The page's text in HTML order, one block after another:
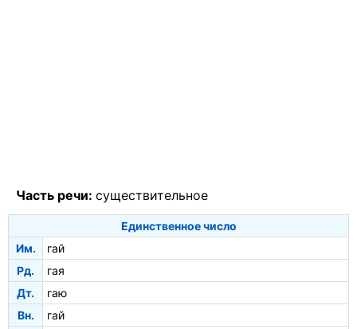
Часть речи: существительное
Единственное число
Им.
гай
Рд.
гая
Дт.
гаю
Вн.
гай